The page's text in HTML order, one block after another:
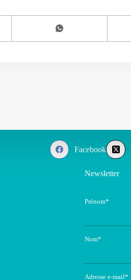
Facebook
Newsletter
Prénom*
Nom*
Adresse e-mail*